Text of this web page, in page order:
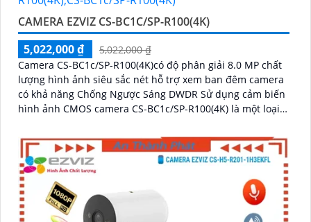
CAMERA EZVIZ CS-BC1C/SP-R100(4K)
5,022,000 ₫
5,022,000 ₫
Camera CS-BC1c/SP-R100(4K)có độ phân giải 8.0 MP chất
lượng hình ảnh siêu sắc nét hỗ trợ xem ban đêm camera
có khả năng Chống Ngược Sáng DWDR Sử dụng cảm biến
hình ảnh CMOS camera CS-BC1c/SP-R100(4K) là một loại
thông qua khe thẻ nhớ